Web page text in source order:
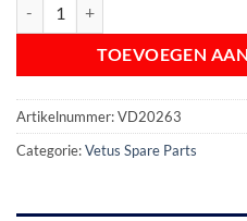
TOEVOEGEN
Artikelnummer:VD20263
Categorie:Vetus Spare Parts